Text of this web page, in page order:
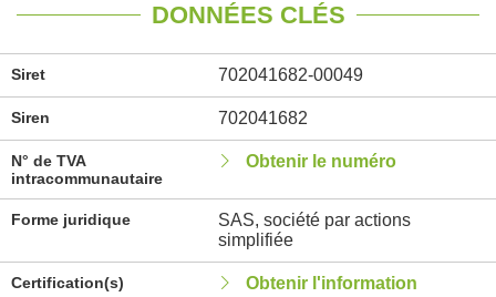
DONNÉES CLÉS
Siret 702041682-00049
Siren 702041682
N° de TVA
intracommunautaire
Obtenir le numéro
Forme juridique
SAS, société par actions
simplifiée
Certification(s) Obtenir l'information